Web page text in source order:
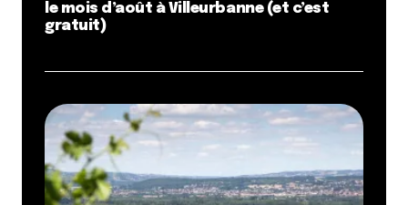
le mois d’août à Villeurbanne (et c’est
gratuit)